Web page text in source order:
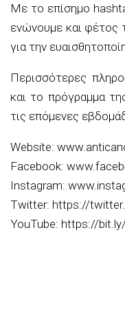
Με το επίσημο
ενώνουμε και φέτος
για την
Περισσότερες
και το πρόγραμμα
τις επόμενες
Website:
Facebook:
Instagram:
Twitter: https://
YouTube: https://